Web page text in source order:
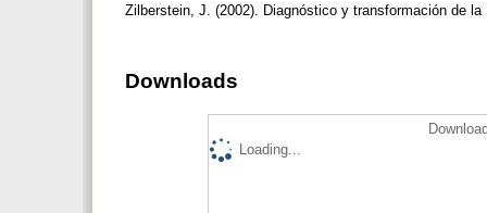
Zilberstein, J. (2002). Diagnóstico y transformación de
Downloads
Loading...